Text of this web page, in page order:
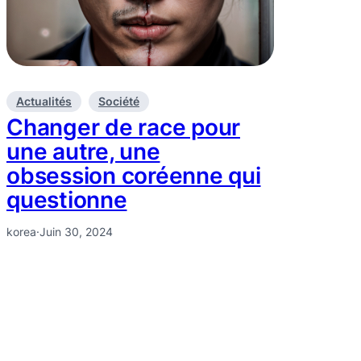
Actualités Société
Changer de race pour
une autre, une
obsession coréenne qui
questionne
korea·Juin 30, 2024